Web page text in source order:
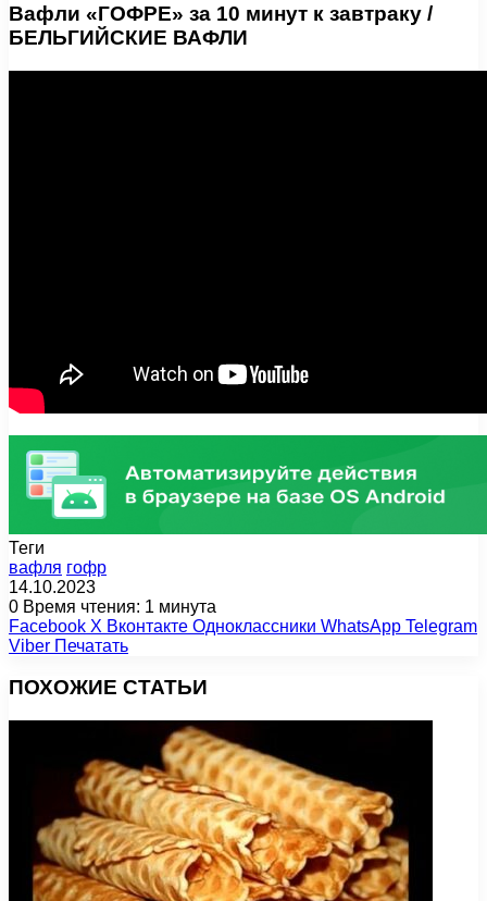
Вафли «ГОФРЕ» за 10 минут к завтраку /
БЕЛЬГИЙСКИЕ ВАФЛИ
Теги
вафля гофр
14.10.2023
0 Время чтения: 1 минута
Facebook X Вконтакте Одноклассники WhatsApp Telegram
Viber Печатать
ПОХОЖИЕ СТАТЬИ